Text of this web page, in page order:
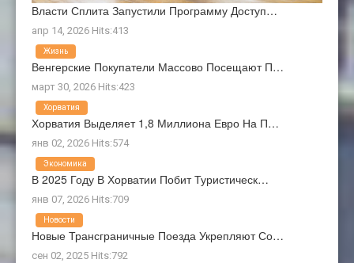
Власти Сплита Запустили Программу Доступ…
апр 14, 2026 Hits:413
Венгерские Покупатели Массово Посещают П…
март 30, 2026 Hits:423
Жизнь
Хорватия Выделяет 1,8 Миллиона Евро На П…
янв 02, 2026 Hits:574
Хорватия
В 2025 Году В Хорватии Побит Туристическ…
янв 07, 2026 Hits:709
Экономика
Новые Трансграничные Поезда Укрепляют Со…
сен 02, 2025 Hits:792
Новости